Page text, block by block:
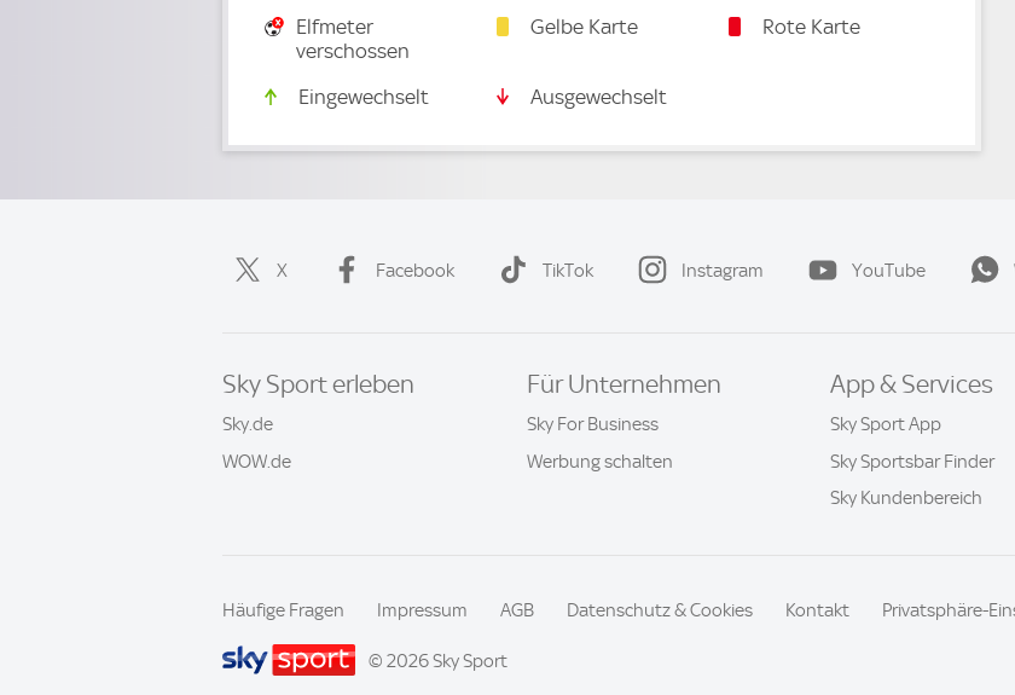
Elfmeter
verschossen
Gelbe Karte Rote Karte
Eingewechselt Ausgewechselt
X Facebook TikTok Instagram YouTube
Sky Sport erleben
Sky.de
WOW.de
Für Unternehmen
Sky For Business
Werbung schalten
App & Services
Sky Sport App
Sky Sportsbar Finder
Sky Kundenbereich
Häufige Fragen Impressum AGB Datenschutz & Cookies Kontakt Privatsphäre-
© 2026 Sky Sport